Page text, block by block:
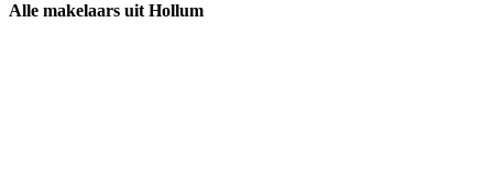
Alle makelaars uit Hollum